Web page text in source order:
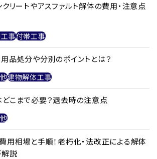
クリートやアスファルト解体の費用・注意点
事付帯工事
品処分や分別のポイントとは？
建物解体工事
こまで必要？退去時の注意点
用相場と手順！老朽化・法改正による解体
説